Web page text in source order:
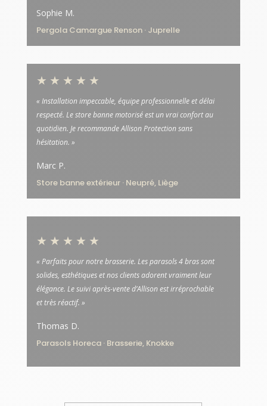
Sophie M.
Pergola Camargue Renson · Juprelle
★★★★★
« Installation impeccable, équipe professionnelle et délai
respecté. Le store banne motorisé est un vrai confort au
quotidien. Je recommande Allison Protection sans
hésitation. »
Marc P.
Store banne extérieur · Neupré, Liège
★★★★★
« Parfaits pour notre brasserie. Les parasols 4 bras sont
solides, esthétiques et nos clients adorent vraiment leur
élégance. Le suivi après-vente d’Allison est irréprochable
et très réactif. »
Thomas D.
Parasols Horeca · Brasserie, Knokke